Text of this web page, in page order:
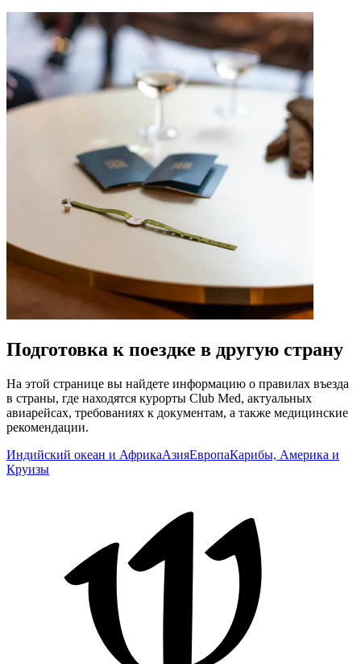
Подготовка к поездке в другую страну
На этой странице вы найдете информацию о правилах въезда
в страны, где находятся курорты Club Med, актуальных
авиарейсах, требованиях к документам, а также медицинские
рекомендации.
Индийский океан и АфрикаАзияЕвропаКарибы, Америка и
Круизы